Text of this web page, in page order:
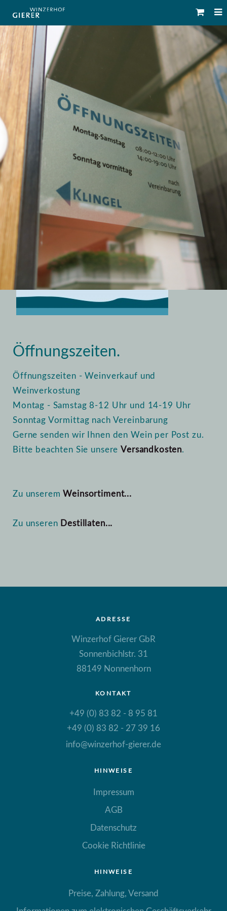
Öffnungszeiten.
Öffnungszeiten - Weinverkauf und
Weinverkostung
Montag - Samstag 8-12 Uhr und 14-19 Uhr
Sonntag Vormittag nach Vereinbarung
Gerne senden wir Ihnen den Wein per Post zu.
Bitte beachten Sie unsereVersandkosten.
Zu unseremWeinsortiment...
Zu unseren Destillaten...
ADRESSE
Winzerhof Gierer GbR
Sonnenbichlstr. 31
88149 Nonnenhorn
KONTAKT
+49 (0) 83 82 - 8 95 81
+49 (0) 83 82 - 27 39 16
info@winzerhof-gierer.de
HINWEISE
Impressum
AGB
Datenschutz
Cookie Richtlinie
HINWEISE
Preise, Zahlung, Versand